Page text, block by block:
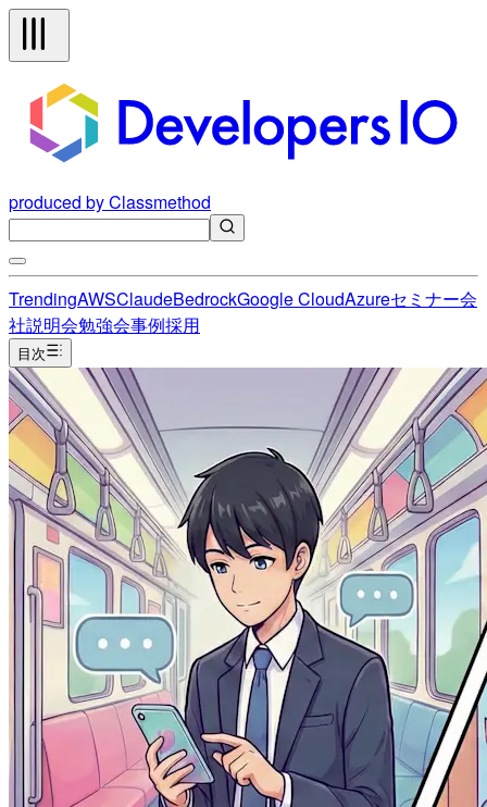
produced by Classmethod
TrendingAWSClaudeBedrockGoogle CloudAzureセミナー会
社説明会勉強会事例採用
目次